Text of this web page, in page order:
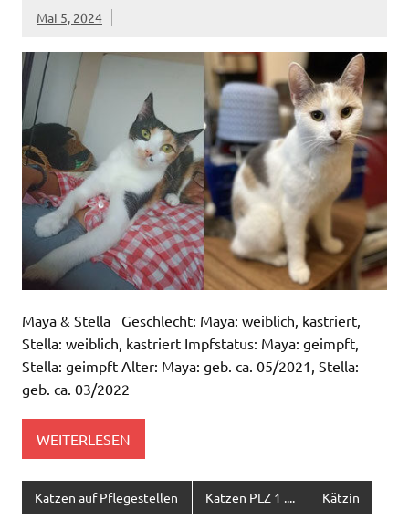
Mai 5, 2024
Maya & Stella Geschlecht: Maya: weiblich, kastriert,
Stella: weiblich, kastriert Impfstatus: Maya: geimpft,
Stella: geimpft Alter: Maya: geb. ca. 05/2021, Stella:
geb. ca. 03/2022
WEITERLESEN
Katzen auf Pflegestellen Katzen PLZ 1 .... Kätzin